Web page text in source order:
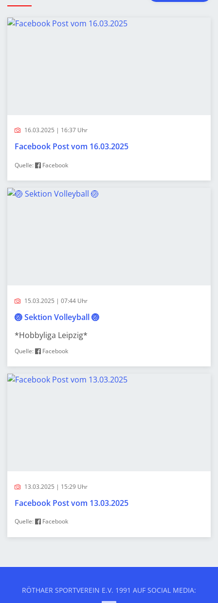
16.03.2025 | 16:37 Uhr
Facebook Post vom 16.03.2025
Quelle: Facebook
15.03.2025 | 07:44 Uhr
🏐 Sektion Volleyball 🏐
*Hobbyliga Leipzig*
Quelle: Facebook
13.03.2025 | 15:29 Uhr
Facebook Post vom 13.03.2025
Quelle: Facebook
RÖTHAER SPORTVEREIN E.V. 1991 AUF SOCIAL MEDIA: